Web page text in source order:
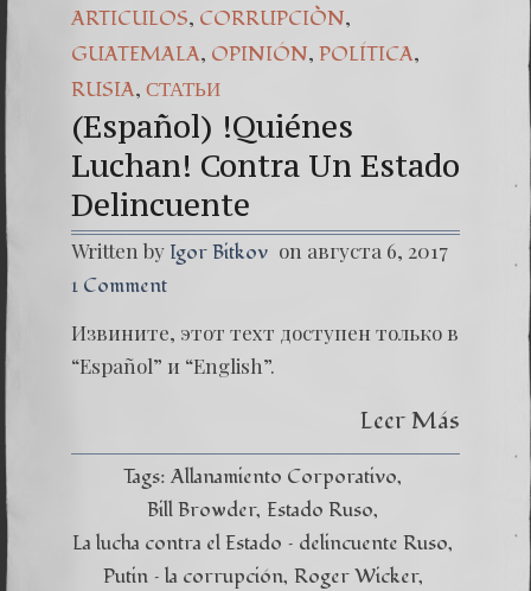
ARTICULOS, CORRUPCIÒN,
GUATEMALA, OPINIÓN, POLÍTICA,
RUSIA, СТАТЬИ
(Español) !Quiénes
Luchan! Contra Un Estado
Delincuente
Written by Igor Bitkov on августа 6, 2017
1 Comment
Извините, этот техт доступен только в
“Español” и “English”.
Leer Más
Tags: Allanamiento Corporativo
Bill Browder Estado Ruso
La lucha contra el Estado – delincuente Ruso
Putin – la corrupción Roger Wicker